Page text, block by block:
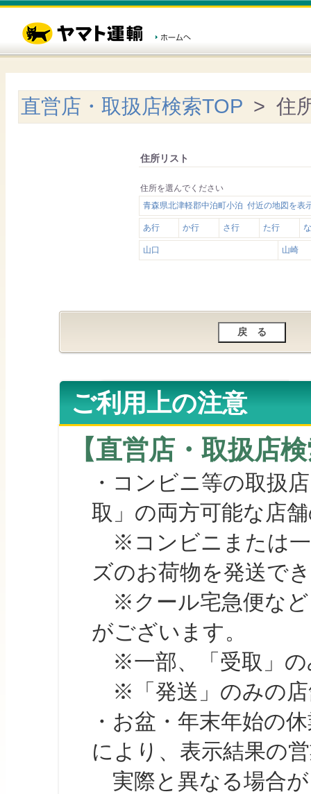
直営店・取扱店検索TOP > 住
住所リスト
住所を選んでください
青森県北津軽郡中泊町小泊 付近の地図を表
あ行 か行 さ行 た行
山口 山崎
ご利用上の注意
【直営店・取扱店
・コンビニ等の取扱
取」の両方可能な店
※コンビニまたは一
ズのお荷物を発送で
※クール宅急便など
がございます。
※一部、「受取」の
※「発送」のみの店
・お盆・年末年始の
により、表示結果の
実際と異なる場合が